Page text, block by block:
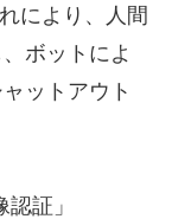
により、人間
ボットによ
ットアウト
証」